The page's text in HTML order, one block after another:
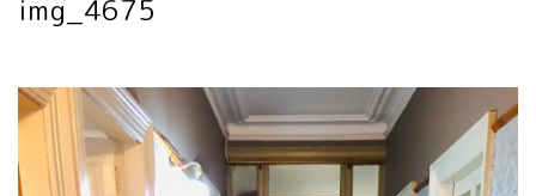
img_4675